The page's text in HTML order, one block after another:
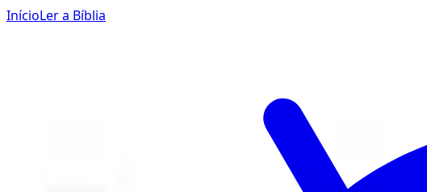
InícioLer a Bíblia